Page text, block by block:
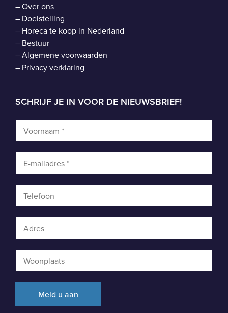
–Over ons
– Doelstelling
– Horeca te koop in Nederland
– Bestuur
–Algemene voorwaarden
– Privacy verklaring
SCHRIJF JE IN VOOR DE NIEUWSBRIEF!